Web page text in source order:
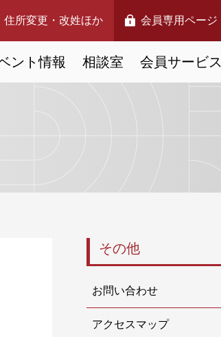
住所変更・改姓ほか 会員専用ページ
ント情報 相談室 会員サービス
その他
お問い合わせ
アクセスマップ